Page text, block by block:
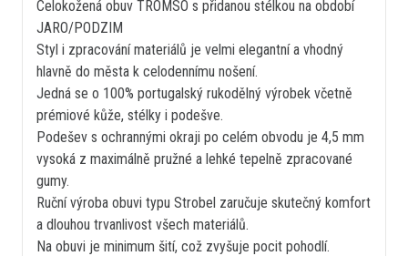
Celokožená obuv TROMSO s přidanou stélkou na období
JARO/PODZIM
Styl i zpracování materiálů je velmi elegantní a vhodný
hlavně do města k celodennímu nošení.
Jedná se o 100% portugalský rukodělný výrobek včetně
prémiové kůže, stélky i podešve.
Podešev s ochrannými okraji po celém obvodu je 4,5 mm
vysoká z maximálně pružné a lehké tepelně zpracované
gumy.
Ruční výroba obuvi typu Strobel zaručuje skutečný komfort
a dlouhou trvanlivost všech materiálů.
Na obuvi je minimum šití, což zvyšuje pocit pohodlí.